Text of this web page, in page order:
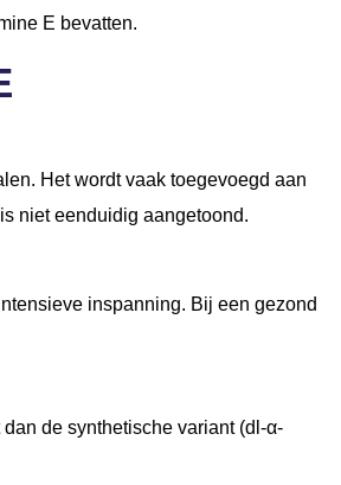
E bevatten.
Het wordt vaak toegevoegd aan
niet eenduidig aangetoond.
inspanning. Bij een gezond
de synthetische variant (dl-α-